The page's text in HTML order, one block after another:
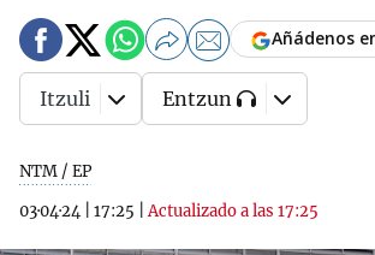
NTM / EP
03·04·24
17:25 |Actualizado a las 17:25
Añádenos
Itzuli Entzun